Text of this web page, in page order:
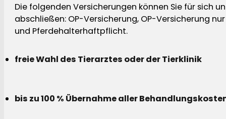
Die folgenden Versicherungen können Sie für sich
abschließen: OP-Versicherung, OP-Versicherung
und Pferdehalterhaftpflicht.
freie Wahl des Tierarztes oder der Tierklinik
bis zu 100 % Übernahme aller